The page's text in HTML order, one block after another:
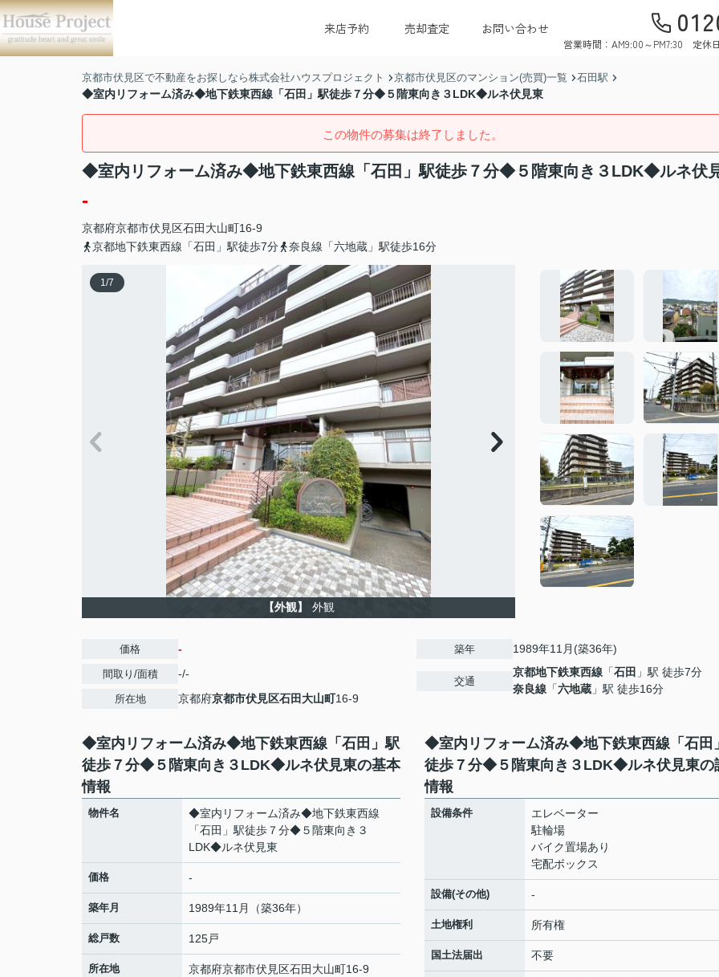
来店予約 売却査定 お問い合わせ
営業時間：AM9:00～PM7:30 定休
京都市伏見区で不動産をお探しなら株式会社ハウスプロジェクト 京都市伏見区のマンション(売買)一覧 石田駅
◆室内リフォーム済み◆地下鉄東西線「石田」駅徒歩７分◆５階東向き３LDK◆ルネ伏見東
この物件の募集は終了しました。
◆室内リフォーム済み◆地下鉄東西線「石田」駅徒歩７分◆５階東向き３LDK◆ルネ伏
-
京都府京都市伏見区石田大山町16-9
京都地下鉄東西線「石田」駅徒歩7分
奈良線「六地蔵」駅徒歩16分
1/7
【外観】 外観
価格 -
間取り/面積 -/-
所在地 京都府京都市伏見区石田大山町16-9
築年 1989年11月(築36年)
交通
京都地下鉄東西線 「石田 」駅 徒歩7分
奈良線 「六地蔵 」駅 徒歩16分
◆室内リフォーム済み◆地下鉄東西線「石田」駅
徒歩７分◆５階東向き３LDK◆ルネ伏見東の基本
情報
物件名
◆室内リフォーム済み◆地下鉄東西線
「石田」駅徒歩７分◆５階東向き３
LDK◆ルネ伏見東
価格 -
築年月 1989年11月（築36年）
総戸数 125戸
所在地 京都府京都市伏見区石田大山町16-9
◆室内リフォーム済み◆地下鉄東西線「石田
徒歩７分◆５階東向き３LDK◆ルネ伏見東の
情報
設備条件
エレベーター
駐輪場
バイク置場あり
宅配ボックス
設備(その他) -
土地権利 所有権
国土法届出 不要